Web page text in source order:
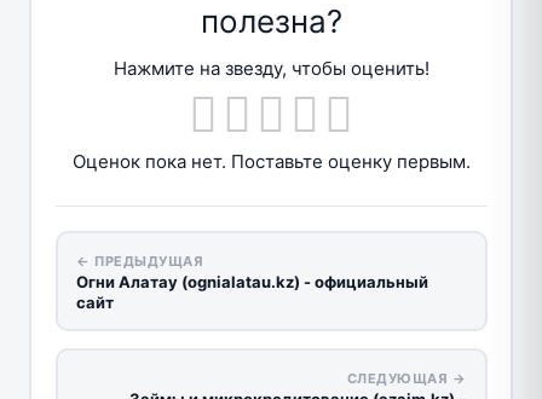
полезна?
Нажмите на звезду, чтобы оценить!
Оценок пока нет. Поставьте оценку первым.
← ПРЕДЫДУЩАЯ
Огни Алатау (ognialatau.kz) - официальный
сайт
СЛЕДУЮЩАЯ →